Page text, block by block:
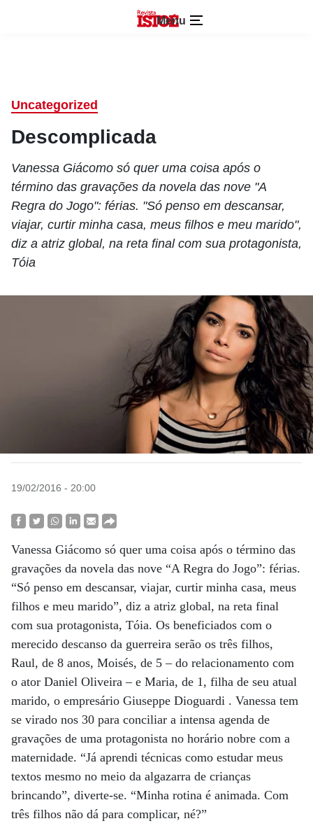
Menu
Uncategorized
Descomplicada
Vanessa Giácomo só quer uma coisa após o
término das gravações da novela das nove "A
Regra do Jogo": férias. "Só penso em descansar,
viajar, curtir minha casa, meus filhos e meu marido",
diz a atriz global, na reta final com sua protagonista,
Tóia
19/02/2016 - 20:00
Vanessa Giácomo só quer uma coisa após o término das
gravações da novela das nove “A Regra do Jogo”: férias.
“Só penso em descansar, viajar, curtir minha casa, meus
filhos e meu marido”, diz a atriz global, na reta final
com sua protagonista, Tóia. Os beneficiados com o
merecido descanso da guerreira serão os três filhos,
Raul, de 8 anos, Moisés, de 5 – do relacionamento com
o ator Daniel Oliveira – e Maria, de 1, filha de seu atual
marido, o empresário Giuseppe Dioguardi . Vanessa tem
se virado nos 30 para conciliar a intensa agenda de
gravações de uma protagonista no horário nobre com a
maternidade. “Já aprendi técnicas como estudar meus
textos mesmo no meio da algazarra de crianças
brincando”, diverte-se. “Minha rotina é animada. Com
três filhos não dá para complicar, né?”